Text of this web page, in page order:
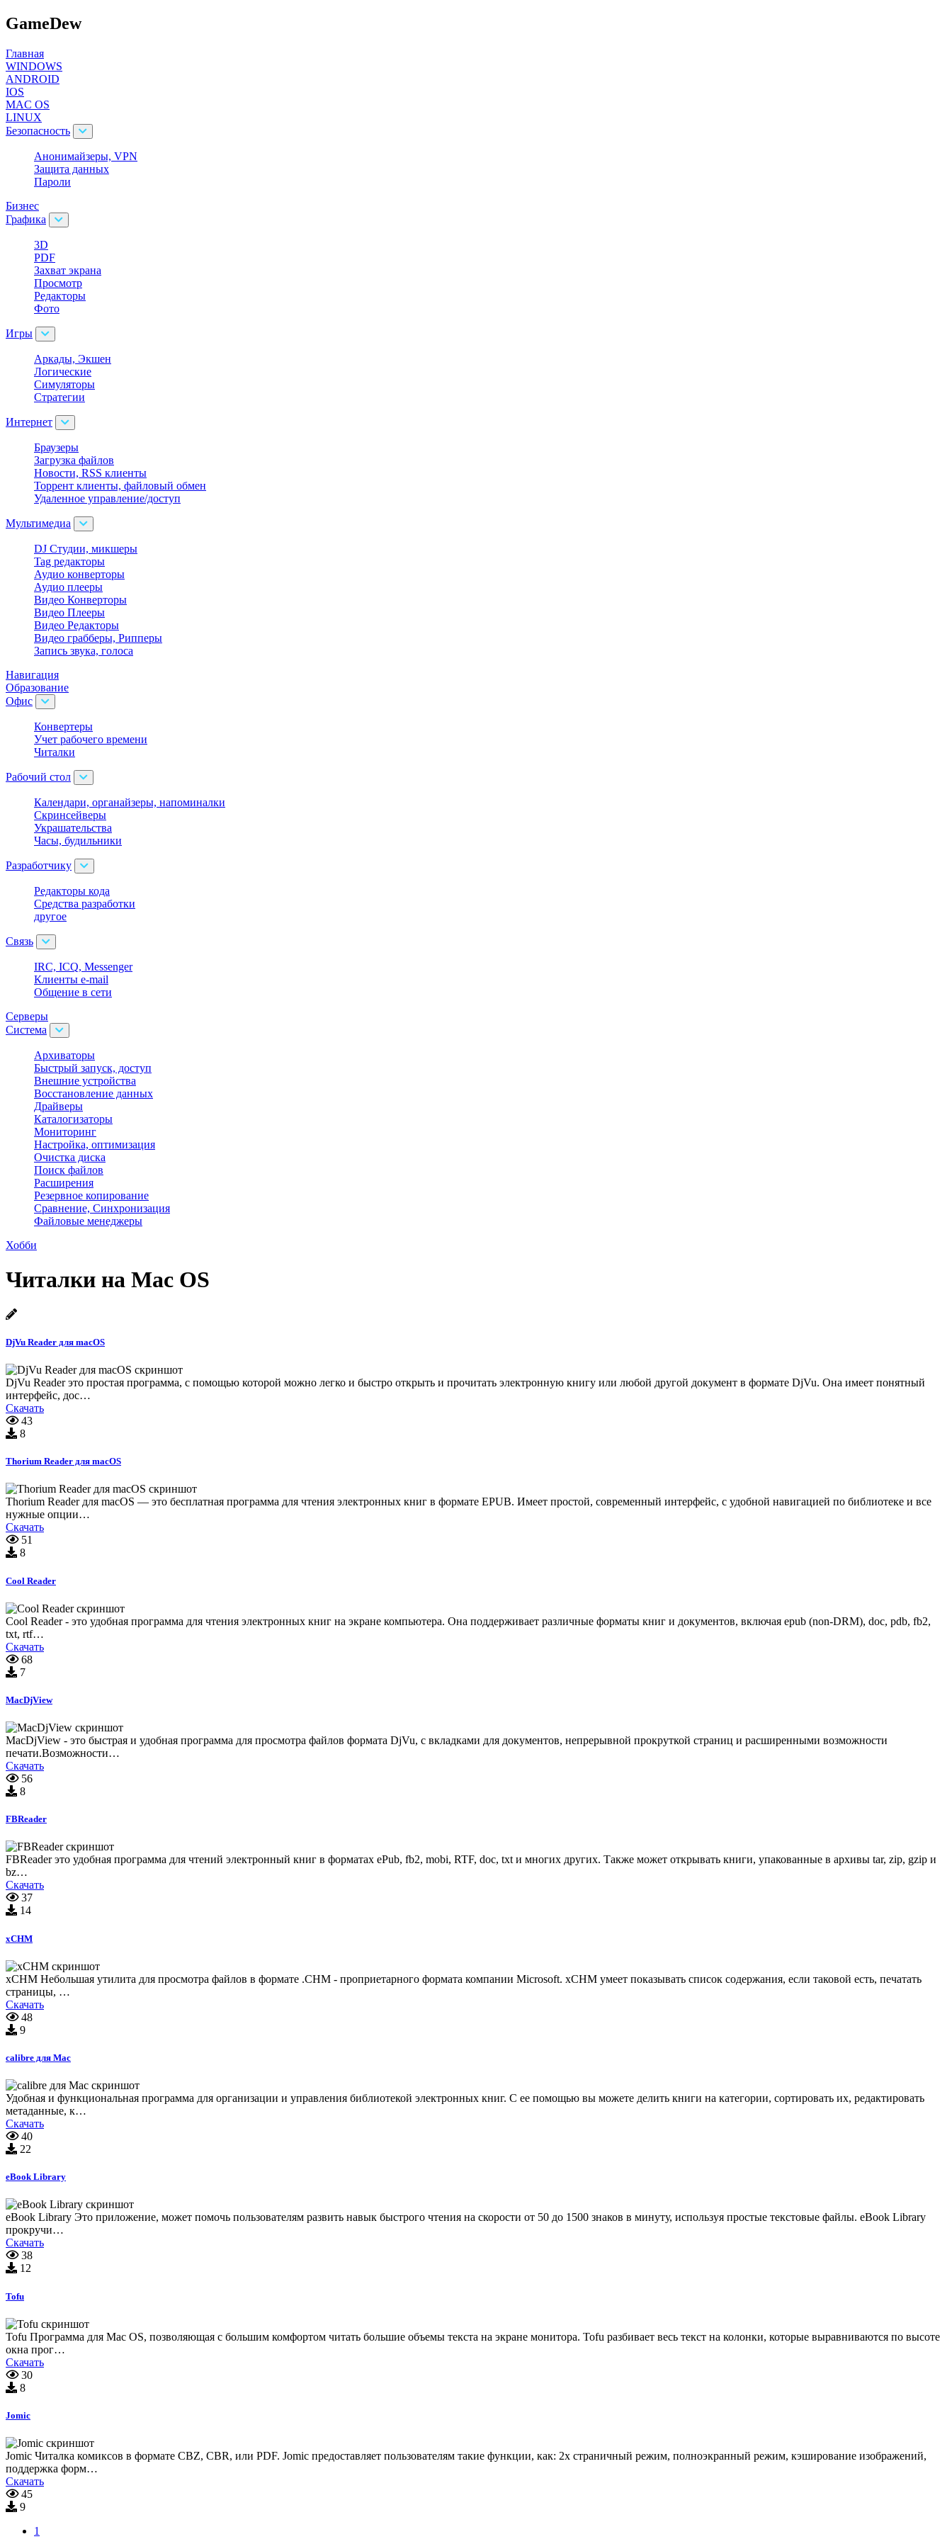
GameDew
Главная
WINDOWS
ANDROID
IOS
MAC OS
LINUX
Безопасность
Анонимайзеры, VPN
Защита данных
Пароли
Бизнес
Графика
3D
PDF
Захват экрана
Просмотр
Редакторы
Фото
Игры
Аркады, Экшен
Логические
Симуляторы
Стратегии
Интернет
Браузеры
Загрузка файлов
Новости, RSS клиенты
Торрент клиенты, файловый обмен
Удаленное управление/доступ
Мультимедиа
DJ Студии, микшеры
Tag редакторы
Аудио конверторы
Аудио плееры
Видео Конверторы
Видео Плееры
Видео Редакторы
Видео грабберы, Рипперы
Запись звука, голоса
Навигация
Образование
Офис
Конвертеры
Учет рабочего времени
Читалки
Рабочий стол
Календари, органайзеры, напоминалки
Скринсейверы
Украшательства
Часы, будильники
Разработчику
Редакторы кода
Средства разработки
другое
Связь
IRC, ICQ, Messenger
Клиенты e-mail
Общение в сети
Серверы
Система
Архиваторы
Быстрый запуск, доступ
Внешние устройства
Восстановление данных
Драйверы
Каталогизаторы
Мониторинг
Настройка, оптимизация
Очистка диска
Поиск файлов
Расширения
Резервное копирование
Сравнение, Синхронизация
Файловые менеджеры
Хобби
Читалки на Mac OS
DjVu Reader для macOS
DjVu Reader это простая программа, с помощью которой можно легко и быстро открыть и прочитать электронную книгу или любой другой документ в формате DjVu. Она имеет понятный
интерфейс, дос…
Скачать
43
8
Thorium Reader для macOS
Thorium Reader для macOS — это бесплатная программа для чтения электронных книг в формате EPUB. Имеет простой, современный интерфейс, с удобной навигацией по библиотеке и все
нужные опции…
Скачать
51
8
Cool Reader
Cool Reader - это удобная программа для чтения электронных книг на экране компьютера. Она поддерживает различные форматы книг и документов, включая epub (non-DRM), doc, pdb, fb2,
txt, rtf…
Скачать
68
7
MacDjView
MacDjView - это быстрая и удобная программа для просмотра файлов формата DjVu, с вкладками для документов, непрерывной прокруткой страниц и расширенными возможности
печати.Возможности…
Скачать
56
8
FBReader
FBReader это удобная программа для чтений электронный книг в форматах ePub, fb2, mobi, RTF, doc, txt и многих других. Также может открывать книги, упакованные в архивы tar, zip, gzip и
bz…
Скачать
37
14
xCHM
xCHM Небольшая утилита для просмотра файлов в формате .CHM - проприетарного формата компании Microsoft. xCHM умеет показывать список содержания, если таковой есть, печатать
страницы, …
Скачать
48
9
calibre для Mac
Удобная и функциональная программа для организации и управления библиотекой электронных книг. С ее помощью вы можете делить книги на категории, сортировать их, редактировать
метаданные, к…
Скачать
40
22
eBook Library
eBook Library Это приложение, может помочь пользователям развить навык быстрого чтения на скорости от 50 до 1500 знаков в минуту, используя простые текстовые файлы. eBook Library
прокручи…
Скачать
38
12
Tofu
Tofu Программа для Mac OS, позволяющая с большим комфортом читать большие объемы текста на экране монитора. Tofu разбивает весь текст на колонки, которые выравниваются по высоте
окна прог…
Скачать
30
8
Jomic
Jomic Читалка комиксов в формате CBZ, CBR, или PDF. Jomic предоставляет пользователям такие функции, как: 2х страничный режим, полноэкранный режим, кэширование изображений,
поддержка форм…
Скачать
45
9
1